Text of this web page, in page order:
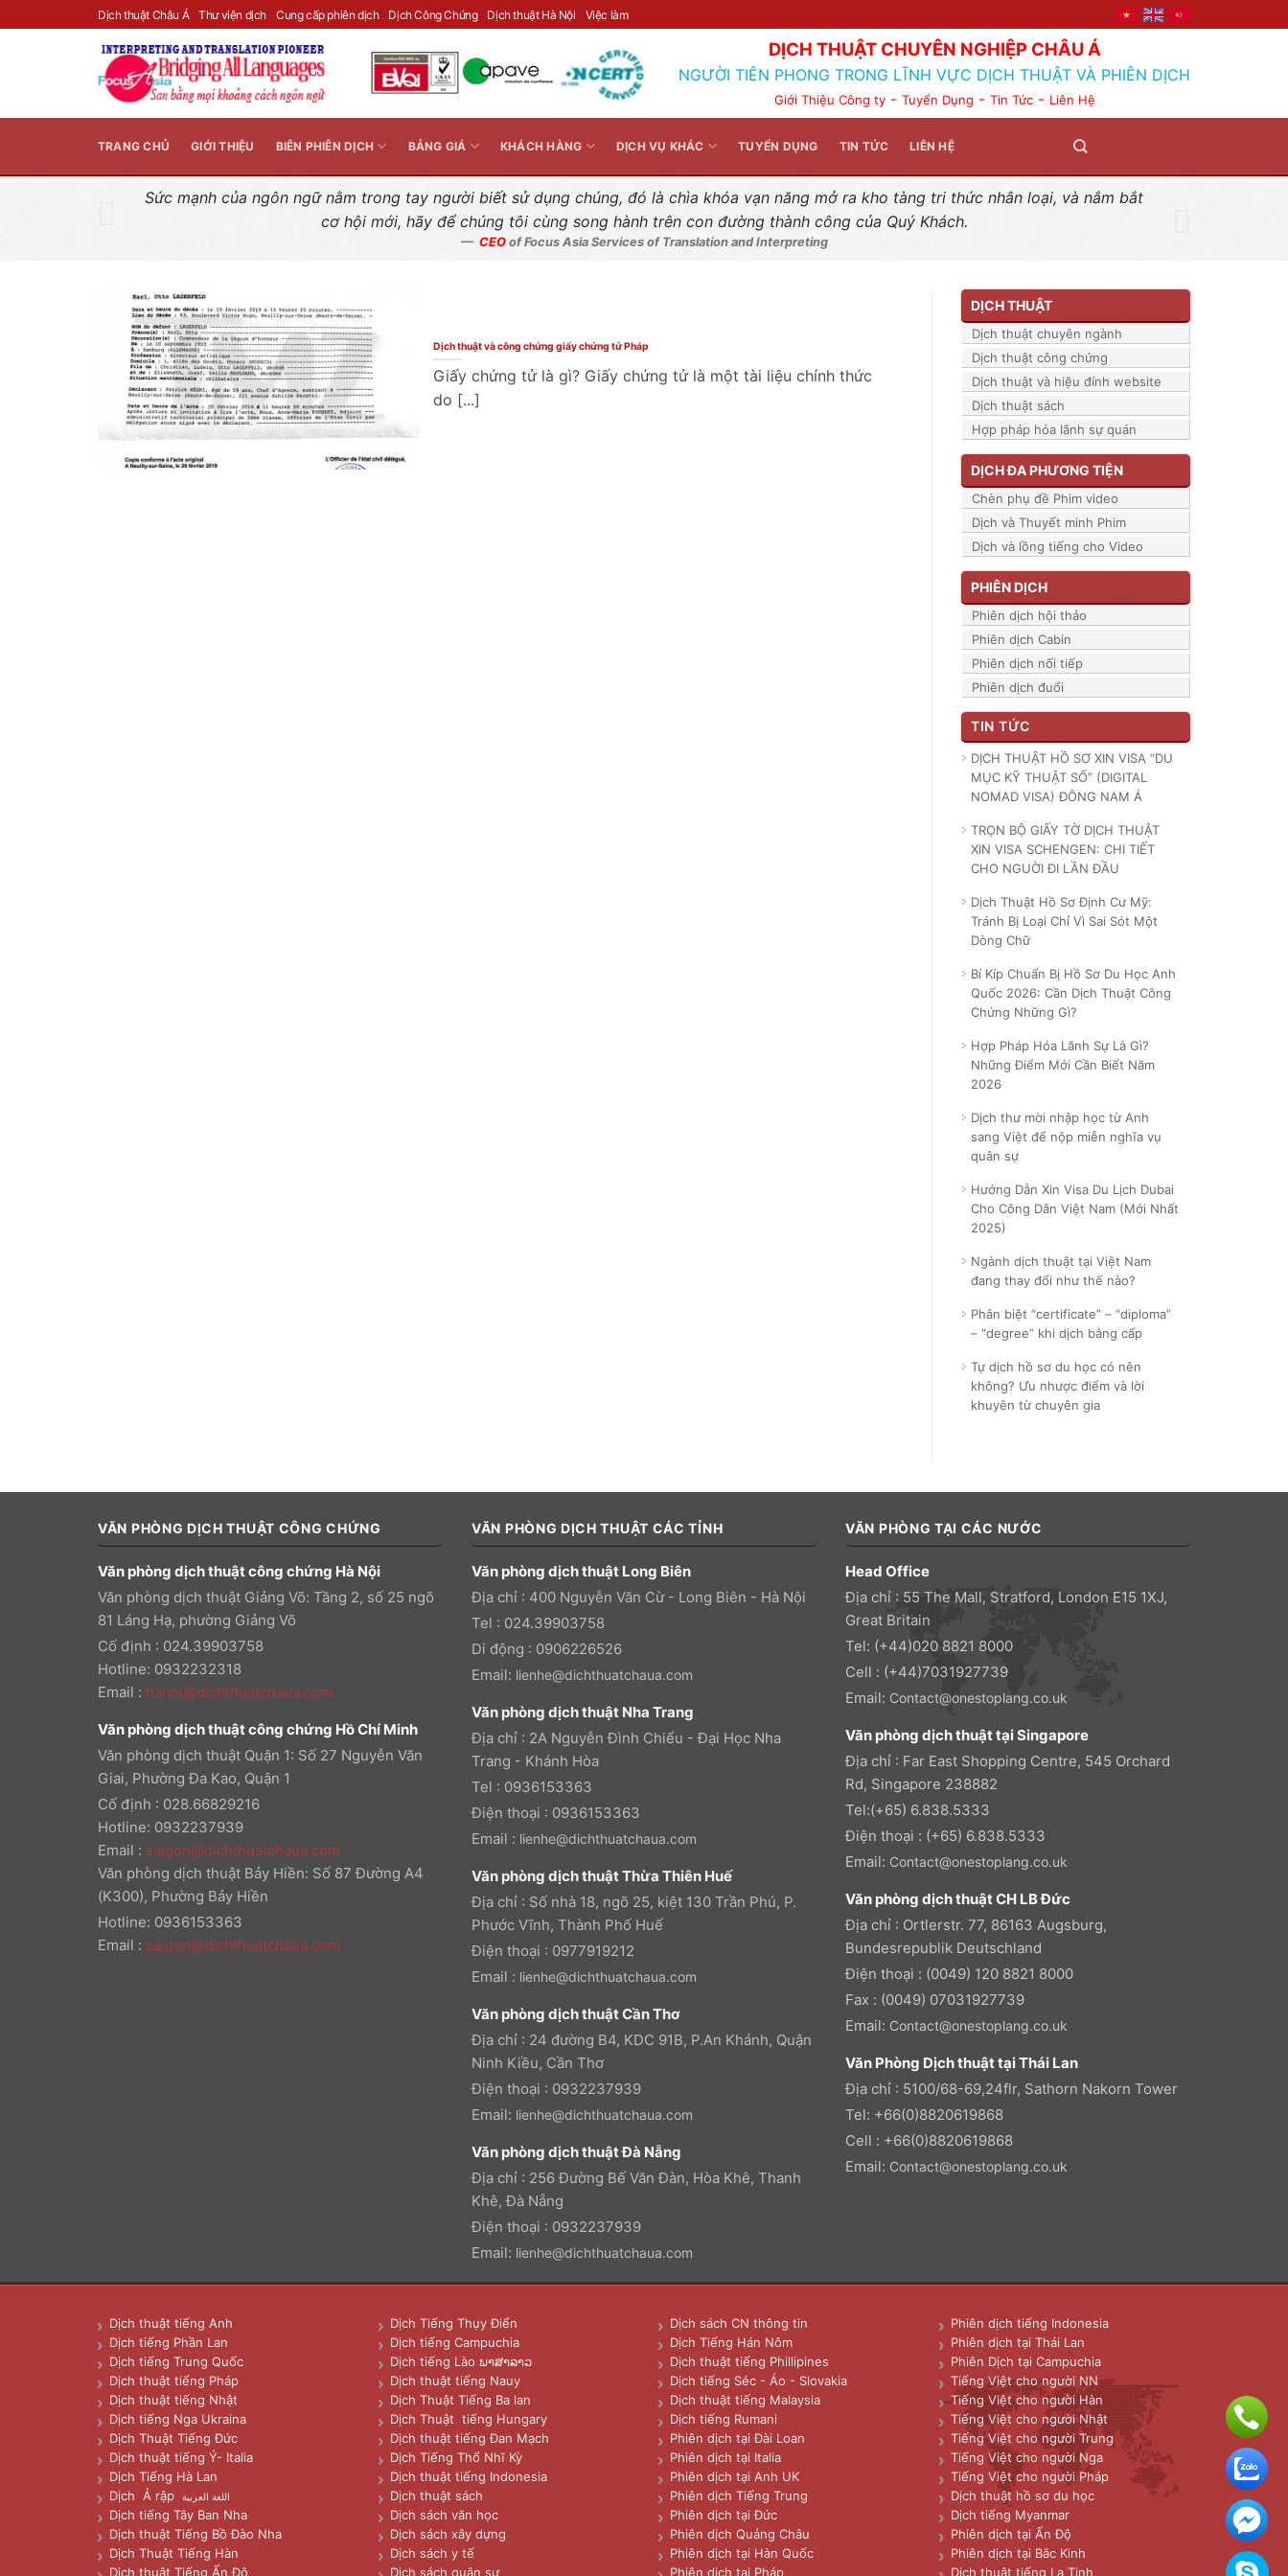
Dịch thuật Châu Á Thư viện dịch Cung cấp phiên dịch Dịch Công Chứng Dịch thuật Hà Nội Việc làm
DỊCH THUẬT CHUYÊN NGHIỆP CHÂU Á
NGƯỜI TIÊN PHONG TRONG LĨNH VỰC DỊCH THUẬT VÀ PHIÊN DỊCH
Giới Thiệu Công ty- Tuyển Dụng - Tin Tức- Liên Hệ
TRANG CHỦ GIỚI THIỆU BIÊN PHIÊN DỊCH BẢNG GIÁ KHÁCH HÀNG DỊCH VỤ KHÁC TUYỂN DỤNG TIN TỨC LIÊN HỆ
Sức mạnh của ngôn ngữ nằm trong tay người biết sử dụng chúng, đó là chìa khóa vạn năng mở ra kho tàng tri thức nhân loại, và nắm bắt
cơ hội mới, hãy để chúng tôi cùng song hành trên con đường thành công của Quý Khách.
CEOof Focus Asia Services of Translation and Interpreting
Dịch thuật và công chứng giấy chứng tử Pháp
Giấy chứng tử là gì? Giấy chứng tử là một tài liệu chính thức
do [...]
DỊCH THUẬT
Dịch thuật chuyên ngành
Dịch thuật công chứng
Dịch thuật và hiệu đính website
Dịch thuật sách
Hợp pháp hóa lãnh sự quán
DỊCH ĐA PHƯƠNG TIỆN
Chèn phụ đề Phim video
Dịch và Thuyết minh Phim
Dịch và lồng tiếng cho Video
PHIÊN DỊCH
Phiên dịch hội thảo
Phiên dịch Cabin
Phiên dịch nối tiếp
Phiên dịch đuổi
TIN TỨC
DỊCH THUẬT HỒ SƠ XIN VISA “DU
MỤC KỸ THUẬT SỐ” (DIGITAL
NOMAD VISA) ĐÔNG NAM Á
TRỌN BỘ GIẤY TỜ DỊCH THUẬT
XIN VISA SCHENGEN: CHI TIẾT
CHO NGUỜI ĐI LẦN ĐẦU
Dịch Thuật Hồ Sơ Định Cư Mỹ:
Tránh Bị Loại Chỉ Vì Sai Sót Một
Dòng Chữ
Bí Kíp Chuẩn Bị Hồ Sơ Du Học Anh
Quốc 2026: Cần Dịch Thuật Công
Chứng Những Gì?
Hợp Pháp Hóa Lãnh Sự Là Gì?
Những Điểm Mới Cần Biết Năm
2026
Dịch thư mời nhập học từ Anh
sang Việt để nộp miễn nghĩa vụ
quân sự
Hướng Dẫn Xin Visa Du Lịch Dubai
Cho Công Dân Việt Nam (Mới Nhất
2025)
Ngành dịch thuật tại Việt Nam
đang thay đổi như thế nào?
Phân biệt “certificate” – “diploma”
– “degree” khi dịch bằng cấp
Tự dịch hồ sơ du học có nên
không? Ưu nhược điểm và lời
khuyên từ chuyên gia
VĂN PHÒNG DỊCH THUẬT CÔNG CHỨNG
Văn phòng dịch thuật công chứng Hà Nội
Văn phòng dịch thuật Giảng Võ: Tầng 2, số 25 ngõ
81 Láng Hạ, phường Giảng Võ
Cố định : 024.39903758
Hotline: 0932232318
Email : hanoi@dichthuatchaua.com
Văn phòng dịch thuật công chứng Hồ Chí Minh
Văn phòng dịch thuật Quận 1: Số 27 Nguyễn Văn
Giai, Phường Đa Kao, Quận 1
Cố định : 028.66829216
Hotline: 0932237939
Email : saigon@dichthuatchaua.com
Văn phòng dịch thuật Bảy Hiền: Số 87 Đường A4
(K300), Phường Bảy Hiền
Hotline: 0936153363
Email : saigon@dichthuatchaua.com
VĂN PHÒNG DỊCH THUẬT CÁC TỈNH
Văn phòng dịch thuật Long Biên
Địa chỉ : 400 Nguyễn Văn Cừ - Long Biên - Hà Nội
Tel : 024.39903758
Di động : 0906226526
Email: lienhe@dichthuatchaua.com
Văn phòng dịch thuật Nha Trang
Địa chỉ : 2A Nguyễn Đình Chiểu - Đại Học Nha
Trang - Khánh Hòa
Tel : 0936153363
Điện thoại : 0936153363
Email : lienhe@dichthuatchaua.com
Văn phòng dịch thuật Thừa Thiên Huế
Địa chỉ : Số nhà 18, ngõ 25, kiệt 130 Trần Phú, P.
Phước Vĩnh, Thành Phố Huế
Điện thoại : 0977919212
Email : lienhe@dichthuatchaua.com
Văn phòng dịch thuật Cần Thơ
Địa chỉ : 24 đường B4, KDC 91B, P.An Khánh, Quận
Ninh Kiều, Cần Thơ
Điện thoại : 0932237939
Email: lienhe@dichthuatchaua.com
Văn phòng dịch thuật Đà Nẵng
Địa chỉ : 256 Đường Bế Văn Đàn, Hòa Khê, Thanh
Khê, Đà Nẵng
Điện thoại : 0932237939
Email: lienhe@dichthuatchaua.com
VĂN PHÒNG TẠI CÁC NƯỚC
Head Office
Địa chỉ : 55 The Mall, Stratford, London E15 1XJ,
Great Britain
Tel: (+44)020 8821 8000
Cell : (+44)7031927739
Email: Contact@onestoplang.co.uk
Văn phòng dịch thuật tại Singapore
Địa chỉ : Far East Shopping Centre, 545 Orchard
Rd, Singapore 238882
Tel:(+65) 6.838.5333
Điện thoại : (+65) 6.838.5333
Email: Contact@onestoplang.co.uk
Văn phòng dịch thuật CH LB Đức
Địa chỉ : Ortlerstr. 77, 86163 Augsburg,
Bundesrepublik Deutschland
Điện thoại : (0049) 120 8821 8000
Fax : (0049) 07031927739
Email: Contact@onestoplang.co.uk
Văn Phòng Dịch thuật tại Thái Lan
Địa chỉ : 5100/68-69,24flr, Sathorn Nakorn Tower
Tel: +66(0)8820619868
Cell : +66(0)8820619868
Email: Contact@onestoplang.co.uk
Dịch thuật tiếng Anh
Dịch tiếng Phần Lan
Dịch tiếng Trung Quốc
Dịch thuật tiếng Pháp
Dịch thuật tiếng Nhật
Dịch tiếng Nga Ukraina
Dịch Thuật Tiếng Đức
Dịch thuật tiếng Ý- Italia
Dịch Tiếng Hà Lan
Dịch Ả rập
اللغة العربية
Dịch tiếng Tây Ban Nha
Dịch thuật Tiếng Bồ Đào Nha
Dịch Thuật Tiếng Hàn
Dịch thuật Tiếng Ấn Độ
Dịch Tiếng Thụy Điển
Dịch tiếng Campuchia
Dịch tiếng Lào ພາສາລາວ
Dịch thuật tiếng Nauy
Dịch Thuật Tiếng Ba lan
Dịch Thuật tiếng Hungary
Dịch thuật tiếng Đan Mạch
Dịch Tiếng Thổ Nhĩ Kỳ
Dịch thuật tiếng Indonesia
Dịch thuật sách
Dịch sách văn học
Dịch sách xây dựng
Dịch sách y tế
Dịch sách quân sự
Dịch sách CN thông tin
Dịch Tiếng Hán Nôm
Dịch thuật tiếng Phillipines
Dịch tiếng Séc - Áo - Slovakia
Dịch thuật tiếng Malaysia
Dịch tiếng Rumani
Phiên dịch tại Đài Loan
Phiên dịch tại Italia
Phiên dịch tại Anh UK
Phiên dịch Tiếng Trung
Phiên dịch tại Đức
Phiên dịch Quảng Châu
Phiên dịch tại Hàn Quốc
Phiên dịch tại Pháp
Phiên dịch tiếng Indonesia
Phiên dịch tại Thái Lan
Phiên Dịch tại Campuchia
Tiếng Việt cho người NN
Tiếng Việt cho người Hàn
Tiếng Việt cho người Nhật
Tiếng Việt cho người Trung
Tiếng Việt cho người Nga
Tiếng Việt cho người Pháp
Dịch thuật hồ sơ du học
Dịch tiếng Myanmar
Phiên dịch tại Ấn Độ
Phiên dịch tại Bắc Kinh
Dịch thuật tiếng La Tinh
Liên hệ nhanh